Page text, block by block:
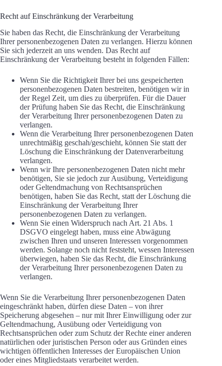
Recht auf Einschränkung der Verarbeitung
Sie haben das Recht, die Einschränkung der Verarbeitung
Ihrer personenbezogenen Daten zu verlangen. Hierzu können
Sie sich jederzeit an uns wenden. Das Recht auf
Einschränkung der Verarbeitung besteht in folgenden Fällen:
Wenn Sie die Richtigkeit Ihrer bei uns gespeicherten
personenbezogenen Daten bestreiten, benötigen wir in
der Regel Zeit, um dies zu überprüfen. Für die Dauer
der Prüfung haben Sie das Recht, die Einschränkung
der Verarbeitung Ihrer personenbezogenen Daten zu
verlangen.
Wenn die Verarbeitung Ihrer personenbezogenen Daten
unrechtmäßig geschah/geschieht, können Sie statt der
Löschung die Einschränkung der Datenverarbeitung
verlangen.
Wenn wir Ihre personenbezogenen Daten nicht mehr
benötigen, Sie sie jedoch zur Ausübung, Verteidigung
oder Geltendmachung von Rechtsansprüchen
benötigen, haben Sie das Recht, statt der Löschung die
Einschränkung der Verarbeitung Ihrer
personenbezogenen Daten zu verlangen.
Wenn Sie einen Widerspruch nach Art. 21 Abs. 1
DSGVO eingelegt haben, muss eine Abwägung
zwischen Ihren und unseren Interessen vorgenommen
werden. Solange noch nicht feststeht, wessen Interessen
überwiegen, haben Sie das Recht, die Einschränkung
der Verarbeitung Ihrer personenbezogenen Daten zu
verlangen.
Wenn Sie die Verarbeitung Ihrer personenbezogenen Daten
eingeschränkt haben, dürfen diese Daten – von ihrer
Speicherung abgesehen – nur mit Ihrer Einwilligung oder zur
Geltendmachung, Ausübung oder Verteidigung von
Rechtsansprüchen oder zum Schutz der Rechte einer anderen
natürlichen oder juristischen Person oder aus Gründen eines
wichtigen öffentlichen Interesses der Europäischen Union
oder eines Mitgliedstaats verarbeitet werden.